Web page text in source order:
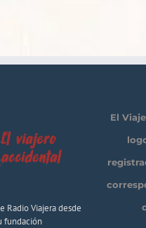
Radio Viajera desde
fundación
El